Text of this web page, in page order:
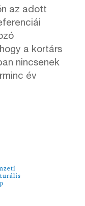
az adott
a kortárs
nincsenek
év